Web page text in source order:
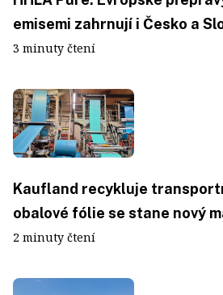
emisemi zahrnují i Česko a
3 minuty čtení
Kaufland recykluje
obalové fólie se stane nový
2 minuty čtení